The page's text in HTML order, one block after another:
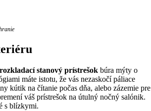
stanový prístrešok búra mýty o
máte istotu, že vás nezaskočí páliace
kútik na čítanie počas dňa, alebo zázemie pre
váš prístrešok na útulný nočný salónik.
s blízkymi.